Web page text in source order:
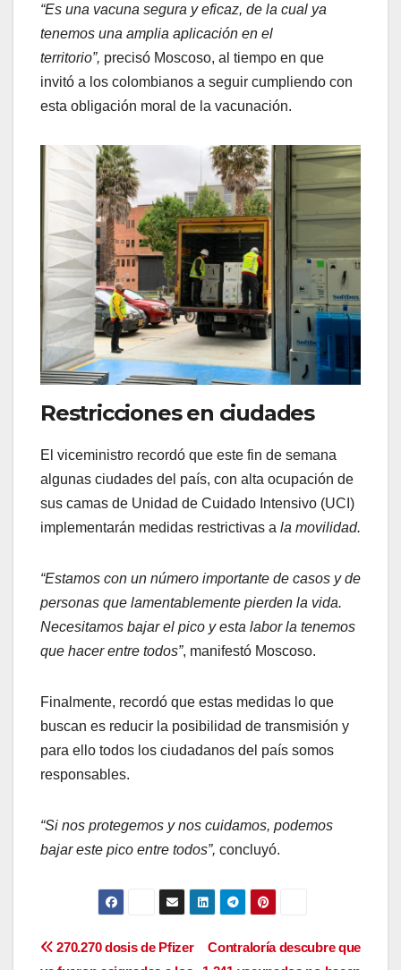
“Es una vacuna segura y eficaz, de la cual ya
tenemos una amplia aplicación en el
territorio”, precisó Moscoso, al tiempo en que
invitó a los colombianos a seguir cumpliendo con
esta obligación moral de la vacunación.
Restricciones en ciudades
El viceministro recordó que este fin de semana
algunas ciudades del país, con alta ocupación de
sus camas de Unidad de Cuidado Intensivo (UCI)
implementarán medidas restrictivas a la movilidad.
“Estamos con un número importante de casos y de
personas que lamentablemente pierden la vida.
Necesitamos bajar el pico y esta labor la tenemos
que hacer entre todos”, manifestó Moscoso.
Finalmente, recordó que estas medidas lo que
buscan es reducir la posibilidad de transmisión y
para ello todos los ciudadanos del país somos
responsables.
“Si nos protegemos y nos cuidamos, podemos
bajar este pico entre todos”, concluyó.
Navegación
Contraloría descubre que
270.270 dosis de Pfizer